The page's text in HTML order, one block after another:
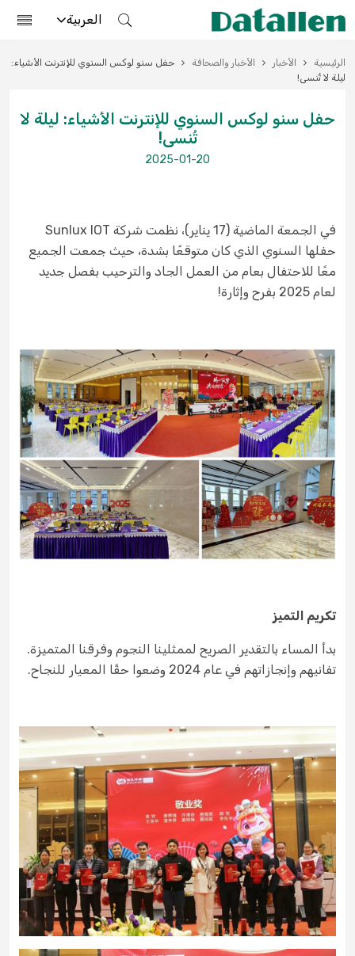
العربية
الرئيسية الأخبار الأخبار والصحافة
حفل سنو لوكس السنوي للإنترنت الأشياء:
ليلة لا تُنسى!
حفل سنو لوكس السنوي للإنترنت الأشياء: ليلة لا
تُنسى!
2025-01-20
في الجمعة الماضية (17 يناير)، نظمت شركة Sunlux IOT
حفلها السنوي الذي كان متوقعًا بشدة، حيث جمعت الجميع
معًا للاحتفال بعام من العمل الجاد والترحيب بفصل جديد
لعام 2025 بفرح وإثارة!
تكريم التميز
بدأ المساء بالتقدير الصريح لممثلينا النجوم وفرقنا المتميزة.
تفانيهم وإنجازاتهم في عام 2024 وضعوا حقًا المعيار للنجاح.